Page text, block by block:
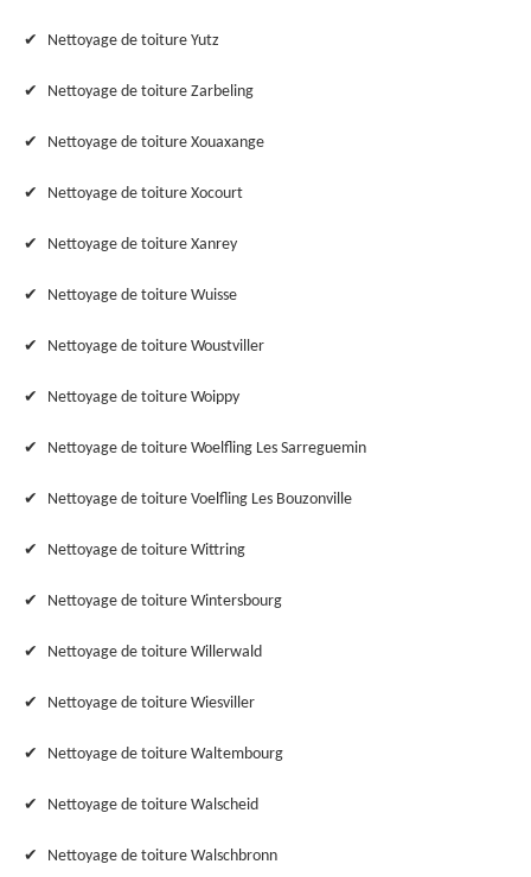
Nettoyage de toiture Yutz
Nettoyage de toiture Zarbeling
Nettoyage de toiture Xouaxange
Nettoyage de toiture Xocourt
Nettoyage de toiture Xanrey
Nettoyage de toiture Wuisse
Nettoyage de toiture Woustviller
Nettoyage de toiture Woippy
Nettoyage de toiture Woelfling Les Sarreguemin
Nettoyage de toiture Voelfling Les Bouzonville
Nettoyage de toiture Wittring
Nettoyage de toiture Wintersbourg
Nettoyage de toiture Willerwald
Nettoyage de toiture Wiesviller
Nettoyage de toiture Waltembourg
Nettoyage de toiture Walscheid
Nettoyage de toiture Walschbronn